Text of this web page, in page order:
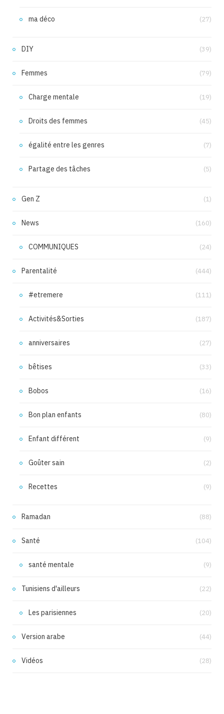
ma déco (27)
DIY (39)
Femmes (79)
Charge mentale (19)
Droits des femmes (45)
égalité entre les genres (7)
Partage des tâches (5)
Gen Z (1)
News (160)
COMMUNIQUES (24)
Parentalité (444)
#etremere (111)
Activités&Sorties (187)
anniversaires (27)
bêtises (33)
Bobos (16)
Bon plan enfants (80)
Enfant différent (9)
Goûter sain (2)
Recettes (9)
Ramadan (88)
Santé (104)
santé mentale (9)
Tunisiens d'ailleurs (22)
Les parisiennes (20)
Version arabe (44)
Vidéos (28)